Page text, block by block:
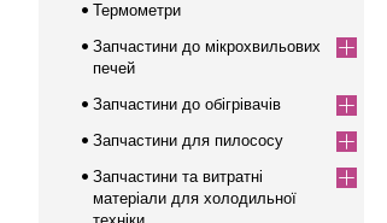
Термометри
Запчастини до мікрохвильових
печей
Запчастини до обігрівачів
Запчастини для пилососу
Запчастини та витратні
матеріали для холодильної